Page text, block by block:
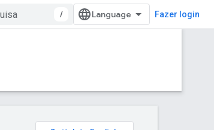
/ Fazer login